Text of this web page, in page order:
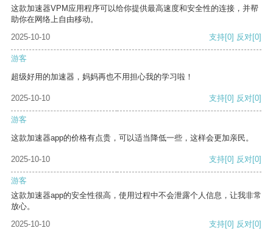
这款加速器VPM应用程序可以给你提供最高速度和安全性的连接，并帮
助你在网络上自由移动。
2025-10-10
支持[0] 反对[0]
游客
超级好用的加速器，妈妈再也不用担心我的学习啦！
2025-10-10 支持[0] 反对[0]
游客
这款加速器app的价格有点贵，可以适当降低一些，这样会更加亲民。
2025-10-10 支持[0] 反对[0]
游客
这款加速器app的安全性很高，使用过程中不会泄露个人信息，让我非常
放心。
2025-10-10
支持[0] 反对[0]